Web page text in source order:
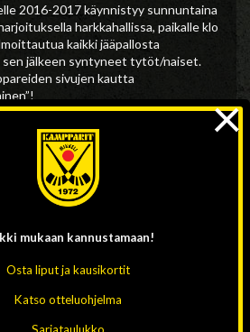
2016-2017 käynnistyy sunnuntaina
harkkahallissa, paikalle klo
kaikki jääpallosta
jälkeen syntyneet tytöt/naiset.
sivujen kautta
sarjaan ilmoittautumisesta
2016-2017
050 545 6189
045 235 7833
Rapo 040 739 6190
Eero Tikanoja 0440 347 777
otetaan vastaan!
mukaan kannustamaan!
Osta liput ja kausikortit
Katso otteluohjelma
×